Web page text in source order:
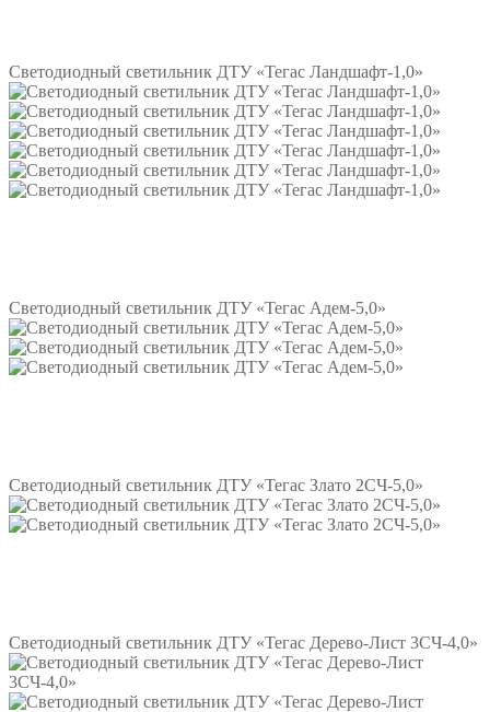
Светодиодный светильник ДТУ «Тегас Ландшафт-1,0»
Светодиодный светильник ДТУ «Тегас Адем-5,0»
Светодиодный светильник ДТУ «Тегас Злато 2СЧ-5,0»
Светодиодный светильник ДТУ «Тегас Дерево-Лист 3СЧ-4,0»